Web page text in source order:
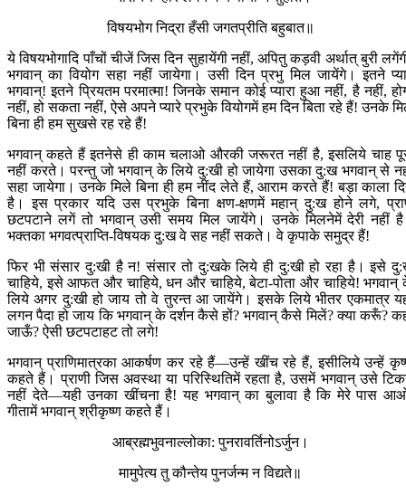
विषयभोग निद्रा हँसी जगतप्रीति बहुबात॥
ये विषयभोगादि पाँचों चीजें जिस दिन सुहायेंगी नहीं, अपितु कड़वी अर्थात् बुरी
भगवान् का वियोग सहा नहीं जायेगा। उसी दिन प्रभु मिल जायेंगे। इतने
भगवान्! इतने प्रियतम परमात्मा! जिनके समान कोई प्यारा हुआ नहीं, है नहीं,
नहीं, हो सकता नहीं, ऐसे अपने प्यारे प्रभुके वियोगमें हम दिन बिता रहे हैं! उनके
बिना ही हम सुखसे रह रहे हैं!
भगवान् कहते हैं इतनेसे ही काम चलाओ औरकी जरूरत नहीं है, इसलिये चाह
नहीं करते। परन्तु जो भगवान् के लिये दु:खी हो जायेगा उसका दु:ख भगवान् से
सहा जायेगा। उनके मिले बिना ही हम नींद लेते हैं, आराम करते हैं! बड़ा काला
है। इस प्रकार यदि उस प्रभुके बिना क्षण-क्षणमें महान् दु:ख होने लगे,
छटपटाने लगें तो भगवान् उसी समय मिल जायेंगे। उनके मिलनेमें देरी नहीं
भक्तका भगवत्प्राप्ति-विषयक दु:ख वे सह नहीं सकते। वे कृपाके समुद्र हैं!
फिर भी संसार दु:खी है न! संसार तो दु:खके लिये ही दु:खी हो रहा है। इसे
चाहिये, इसे आफत और चाहिये, धन और चाहिये, बेटा-पोता और चाहिये! भगवान्
लिये अगर दु:खी हो जाय तो वे तुरन्त आ जायेंगे। इसके लिये भीतर एकमात्र
लगन पैदा हो जाय कि भगवान् के दर्शन कैसे हों? भगवान् कैसे मिलें? क्या करूँ?
जाऊँ? ऐसी छटपटाहट तो लगे!
भगवान् प्राणिमात्रका आकर्षण कर रहे हैं—उन्हें खींच रहे हैं, इसीलिये उन्हें
कहते हैं। प्राणी जिस अवस्था या परिस्थितिमें रहता है, उसमें भगवान् उसे
नहीं देते—यही उनका खींचना है! यह भगवान् का बुलावा है कि मेरे पास
गीतामें भगवान् श्रीकृष्ण कहते हैं।
आब्रह्मभुवनाल्लोका: पुनरावर्तिनोऽर्जुन।
मामुपेत्य तु कौन्तेय पुनर्जन्म न विद्यते॥